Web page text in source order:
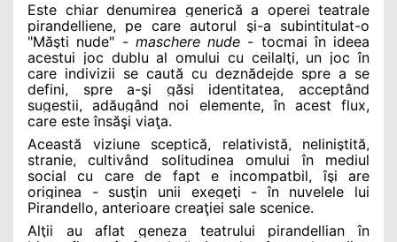
Este chiar denumirea generică a operei teatrale
pirandelliene, pe care autorul şi-a subintitulat-o
"Măşti nude" - maschere nude - tocmai în ideea
acestui joc dublu al omului cu ceilalţi, un joc în
care indivizii se caută cu deznădejde spre a se
defini, spre a-şi găsi identitatea, acceptând
sugestii, adăugând noi elemente, în acest flux,
care este însăşi viaţa.
Această viziune sceptică, relativistă, neliniştită,
stranie, cultivând solitudinea omului în mediul
social cu care de fapt e incompatbil, îşi are
originea - susţin unii exegeţi - în nuvelele lui
Pirandello, anterioare creaţiei sale scenice.
Alţii au aflat geneza teatrului pirandellian în